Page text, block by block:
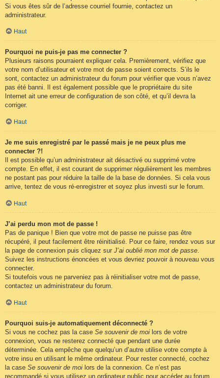
Si vous êtes sûr de l’adresse courriel fournie, contactez un
administrateur.
Haut
Pourquoi ne puis-je pas me connecter ?
Plusieurs raisons pourraient expliquer cela. Premièrement, vérifiez que
votre nom d’utilisateur et votre mot de passe soient corrects. S’ils le
sont, contactez un administrateur du forum pour vérifier que vous n’avez
pas été banni. Il est également possible que le propriétaire du site
Internet ait une erreur de configuration de son côté, et qu’il devra la
corriger.
Haut
Je me suis enregistré par le passé mais je ne peux plus me
connecter ?!
Il est possible qu’un administrateur ait désactivé ou supprimé votre
compte. En effet, il est courant de supprimer régulièrement les membres
ne postant pas pour réduire la taille de la base de données. Si cela vous
arrive, tentez de vous ré-enregistrer et soyez plus investi sur le forum.
Haut
J’ai perdu mon mot de passe !
Pas de panique ! Bien que votre mot de passe ne puisse pas être
récupéré, il peut facilement être réinitialisé. Pour ce faire, rendez vous sur
la page de connexion puis cliquez sur J’ai oublié mon mot de passe.
Suivez les instructions énoncées et vous devriez pouvoir à nouveau vous
connecter.
Si toutefois vous ne parveniez pas à réinitialiser votre mot de passe,
contactez un administrateur du forum.
Haut
Pourquoi suis-je automatiquement déconnecté ?
Si vous ne cochez pas la case Se souvenir de moi lors de votre
connexion, vous ne resterez connecté que pendant une durée
déterminée. Cela empêche que quelqu’un d’autre utilise votre compte à
votre insu en utilisant le même ordinateur. Pour rester connecté, cochez
la case Se souvenir de moi lors de la connexion. Ce n’est pas
recommandé si vous utilisez un ordinateur public pour accéder au forum